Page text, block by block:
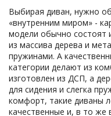
Выбирая диван, нужно
«внутренним миром» -
модели обычно
из массива дерева и
пружинами. А
категории делают из
изготовлен из ДСП, а
для сидения и слегка
комфорт, такие диваны
качественные и, в то же